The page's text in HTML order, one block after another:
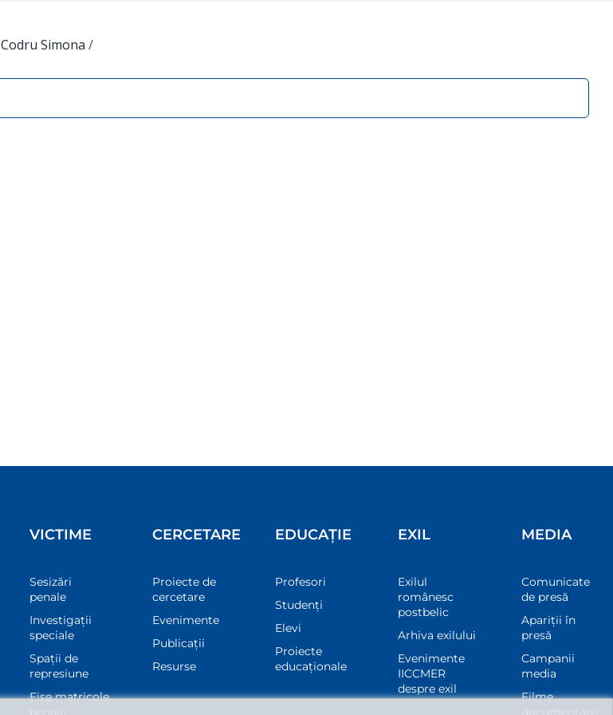
Codru Simona /
VICTIME
Sesizări
penale
Investigații
speciale
Spații de
represiune
Fișe matricole
penale
CERCETARE
Proiecte de
cercetare
Evenimente
Publicații
Resurse
EDUCAȚIE
Profesori
Studenți
Elevi
Proiecte
educaționale
EXIL
Exilul
românesc
postbelic
Arhiva exilului
Evenimente
IICCMER
despre exil
MEDIA
Comunicate
de presă
Apariții în
presă
Campanii
media
Filme
documentare